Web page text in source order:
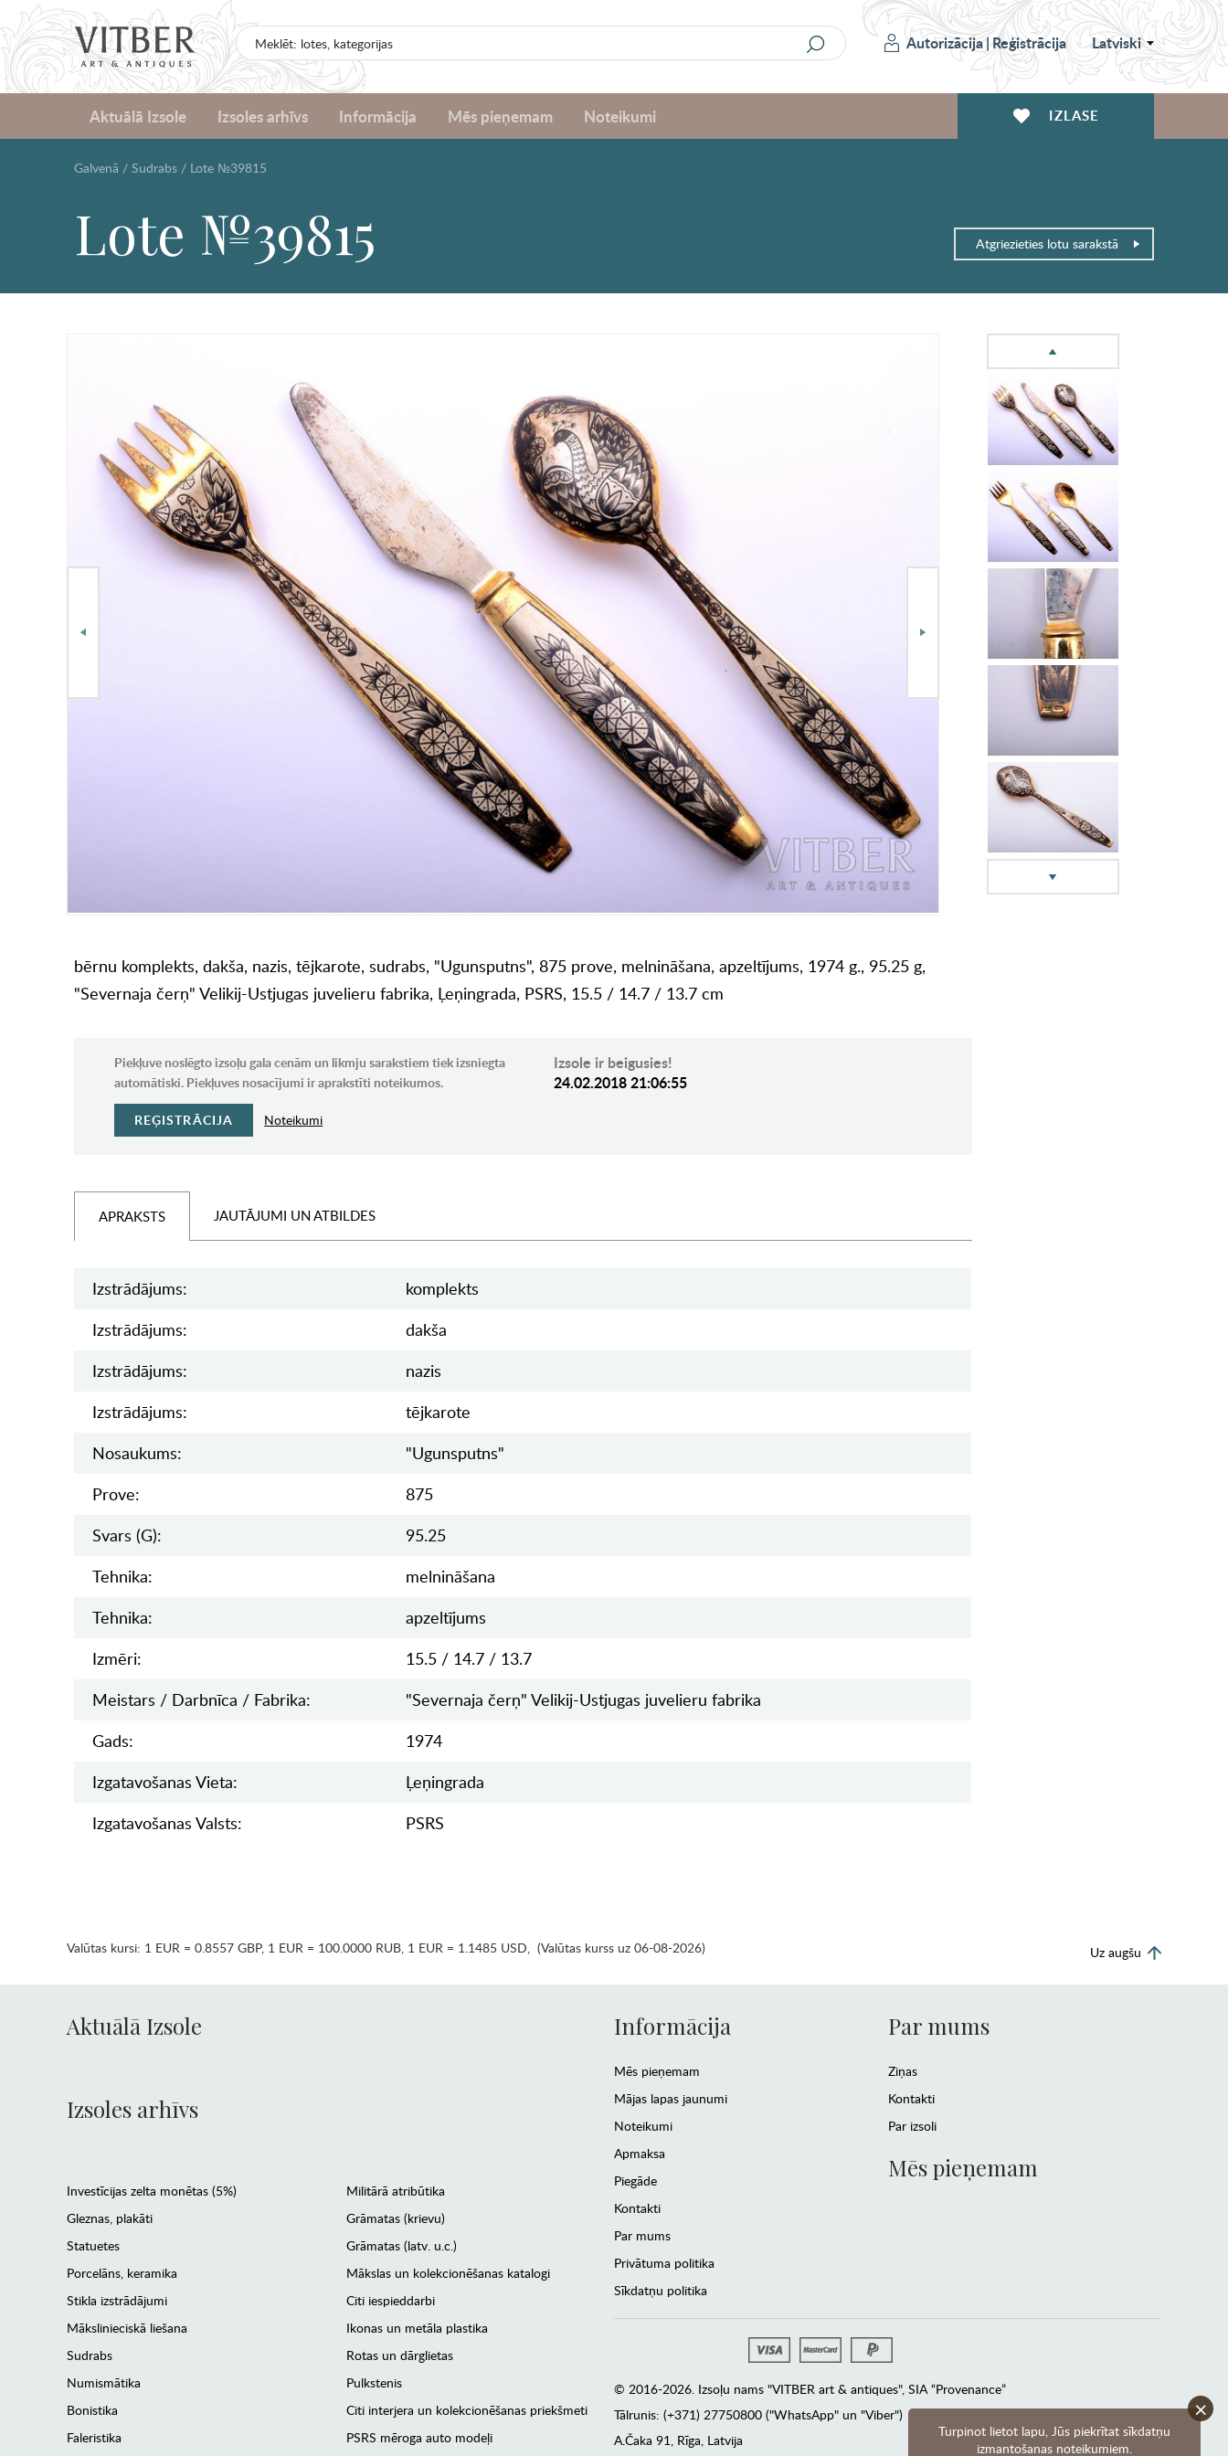
Autorizācija|Reģistrācija Latviski
Aktuālā Izsole Izsoles arhīvs Informācija Mēs pieņemam Noteikumi IZLASE
Galvenā / Sudrabs / Lote №39815
Lote №39815 Atgriezieties lotu sarakstā
bērnu komplekts, dakša, nazis, tējkarote, sudrabs, "Ugunsputns", 875 prove, melnināšana, apzeltījums, 1974 g., 95.25 g,
"Severnaja čerņ" Velikij-Ustjugas juvelieru fabrika, Ļeņingrada, PSRS, 15.5 / 14.7 / 13.7 cm
Piekļuve noslēgto izsoļu gala cenām un likmju sarakstiem tiek izsniegta
automātiski. Piekļuves nosacījumi ir aprakstīti noteikumos.
REĢISTRĀCIJA Noteikumi
Izsole ir beigusies!
24.02.2018 21:06:55
APRAKSTS JAUTĀJUMI UN ATBILDES
Izstrādājums:
komplekts
Izstrādājums:
dakša
Izstrādājums:
nazis
Izstrādājums:
tējkarote
Nosaukums:
"Ugunsputns"
Prove:
875
Svars (g):
95.25
Tehnika:
melnināšana
Tehnika:
apzeltījums
Izmēri:
15.5 / 14.7 / 13.7
Meistars / Darbnīca / Fabrika:
"Severnaja čerņ" Velikij-Ustjugas juvelieru fabrika
Gads:
1974
Izgatavošanas Vieta:
Ļeņingrada
Izgatavošanas Valsts:
PSRS
Turpinot lietot lapu, Jūs piekrītat sīkdatņu
izmantošanas noteikumiem.
×
Valūtas kursi: 1 EUR = 0.8557 GBP, 1 EUR = 100.0000 RUB, 1 EUR = 1.1485 USD, (Valūtas kurss uz 06-08-2026) Uz augšu
Aktuālā Izsole
Izsoles arhīvs
Investīcijas zelta monētas (5%)
Gleznas, plakāti
Statuetes
Porcelāns, keramika
Stikla izstrādājumi
Mākslinieciskā liešana
Sudrabs
Numismātika
Bonistika
Faleristika
Militārā atribūtika
Grāmatas (krievu)
Grāmatas (latv. u.c.)
Mākslas un kolekcionēšanas katalogi
Citi iespieddarbi
Ikonas un metāla plastika
Rotas un dārglietas
Pulkstenis
Citi interjera un kolekcionēšanas priekšmeti
PSRS mēroga auto modeļi
Informācija
Mēs pieņemam
Mājas lapas jaunumi
Noteikumi
Apmaksa
Piegāde
Kontakti
Par mums
Privātuma politika
Sīkdatņu politika
Par mums
Ziņas
Kontakti
Par izsoli
Mēs pieņemam
© 2016-2026. Izsoļu nams "VITBER art & antiques", SIA “Provenance”
Tālrunis: (+371) 27750800 ("WhatsApp" un "Viber")
А.Čaka 91, Rīga, Latvija